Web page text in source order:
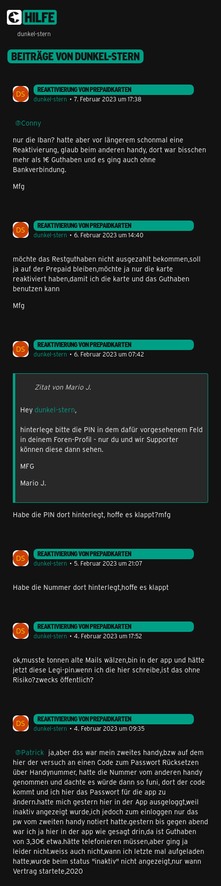
dunkel-stern
BEITRÄGE VON DUNKEL-STERN
REAKTIVIERUNG VON PREPAIDKARTEN
dunkel-stern
7. Februar 2023 um 17:38
Conny
nur die Iban? hatte aber vor längerem schonmal eine
Reaktivierung, glaub beim anderen handy, dort war bisschen
mehr als 1€ Guthaben und es ging auch ohne
Bankverbindung.
Mfg
REAKTIVIERUNG VON PREPAIDKARTEN
dunkel-stern
6. Februar 2023 um 14:40
möchte das Restguthaben nicht ausgezahlt bekommen,soll
ja auf der Prepaid bleiben,möchte ja nur die karte
reaktiviert haben,damit ich die karte und das Guthaben
benutzen kann
Mfg
REAKTIVIERUNG VON PREPAIDKARTEN
dunkel-stern
6. Februar 2023 um 07:42
Zitat von Mario J.
Hey dunkel-stern,
hinterlege bitte die PIN in dem dafür vorgesehenem Feld
in deinem Foren-Profil - nur du und wir Supporter
können diese dann sehen.
MFG
Mario J.
Habe die PIN dort hinterlegt, hoffe es klappt?mfg
REAKTIVIERUNG VON PREPAIDKARTEN
dunkel-stern
5. Februar 2023 um 21:07
Habe die Nummer dort hinterlegt,hoffe es klappt
REAKTIVIERUNG VON PREPAIDKARTEN
dunkel-stern
4. Februar 2023 um 17:52
ok,musste tonnen alte Mails wälzen,bin in der app und hätte
jetzt diese Legi-pin.wenn ich die hier schreibe,ist das ohne
Risiko?zwecks öffentlich?
REAKTIVIERUNG VON PREPAIDKARTEN
dunkel-stern
4. Februar 2023 um 09:35
Patrick ja,aber dss war mein zweites handy,bzw auf dem
hier der versuch an einen Code zum Passwort Rücksetzen
über Handynummer, hatte die Nummer vom anderen handy
genommen und dachte es würde dann so funi, dort der code
kommt und ich hier das Passwort für die app zu
ändern.hatte mich gestern hier in der App ausgeloggt,weil
inaktiv angezeigt wurde,ich jedoch zum einloggen nur das
pw vom zweiten handy notiert hatte.gestern bis gegen abend
war ich ja hier in der app wie gesagt drin,da ist Guthaben
von 3,30€ etwa.hätte telefonieren müssen,aber ging ja
leider nicht.weiss auch nicht,wann ich letzte mal aufgeladen
hatte,wurde beim status "inaktiv" nicht angezeigt,nur wann
Vertrag startete,2020